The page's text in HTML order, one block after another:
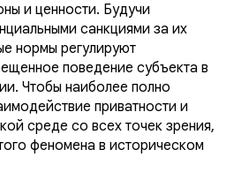
и ценности. Будучи
санкциями за их
нормы регулируют
поведение субъекта в
Чтобы наиболее полно
приватности и
среде со всех точек зрения,
феномена в историческом